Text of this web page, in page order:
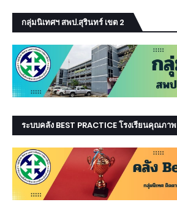
กลุ่มนิเทศฯ สพป.สุรินทร์ เขต 2
ระบบคลัง BEST PRACTICE โรงเรียนคุณภาพ